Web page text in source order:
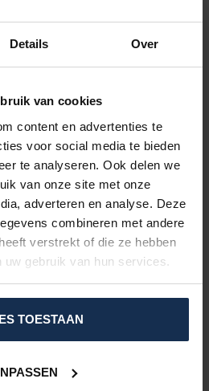
Details Over
van cookies
content en advertenties te
voor social media te bieden
te analyseren. Ook delen we
van onze site met onze
adverteren en analyse. Deze
combineren met andere
verstrekt of die ze hebben
gebruik van hun services.
TOESTAAN
en100 % polyester
. Ils peuvent également être